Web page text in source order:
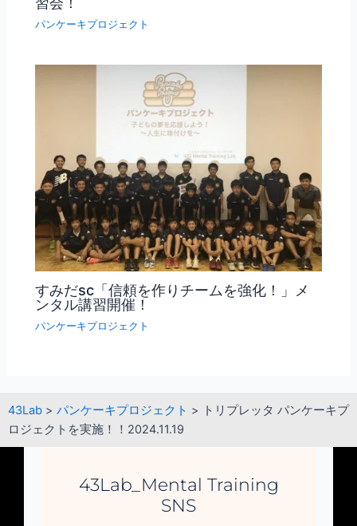
パンケーキプロジェクト
すみだsc「信頼を作りチームを強化！」メ
ンタル講習開催！
パンケーキプロジェクト
43Lab > パンケーキプロジェクト >
トリプレッタ パンケーキプ
ロジェクトを実施！！2024.11.19
43Lab_Mental Training
SNS